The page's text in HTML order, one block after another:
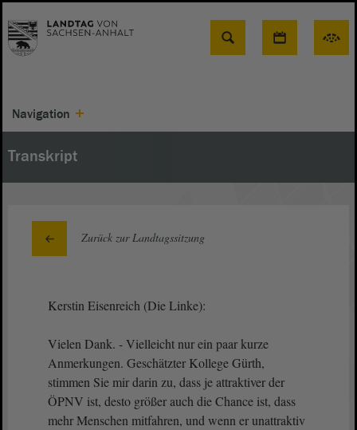
Suche
Navigation
Transkript
Zurück zur Landtagssitzung
Kerstin Eisenreich (Die Linke):
Vielen Dank. - Vielleicht nur ein paar kurze
Anmerkungen. Geschätzter Kollege Gürth,
stimmen Sie mir darin zu, dass je attraktiver der
ÖPNV ist, desto größer auch die Chance ist, dass
mehr Menschen mitfahren, und wenn er unattraktiv